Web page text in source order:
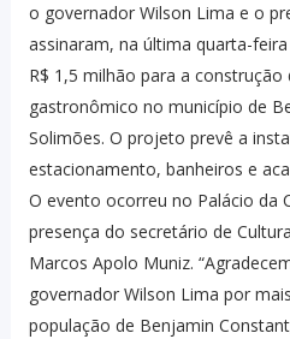
o governador Wilson Lima e o
assinaram, na última quarta-
R$ 1,5 milhão para a construção
gastronômico no município de
Solimões. O projeto prevê a
estacionamento, banheiros e
O evento ocorreu no Palácio da
presença do secretário de
Marcos Apolo Muniz.
governador Wilson Lima por
população de Benjamin